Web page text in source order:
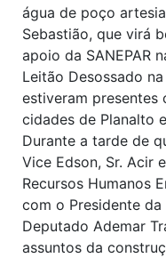
água de poço
Sebastião, que virá
apoio da SANEPAR
Leitão Desossado
estiveram presentes
cidades de Planalto
Durante a tarde de
Vice Edson, Sr. Acir
Recursos Humanos
com o Presidente
Deputado Ademar
assuntos da